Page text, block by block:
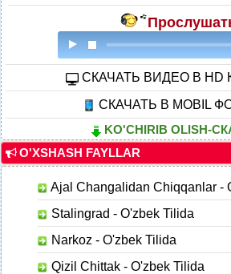
CКАЧАТЬ ВИДЕО В HD
СКАЧАТЬ В MOBIL
KO'CHIRIB OLISH-
O'XSHASH FAYLLAR
Ajal Changalidan Chiqqanlar -
Stalingrad - O'zbek Tilida
Narkoz - O'zbek Tilida
Qizil Chittak - O'zbek Tilida